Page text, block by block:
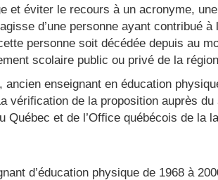
et éviter le recours à un acronyme,
d’une personne ayant contribué
personne soit décédée depuis au
scolaire public ou privé de la
enseignant en éducation
de la proposition auprès
et de l’Office québécois de la
d’éducation physique de 1968 à